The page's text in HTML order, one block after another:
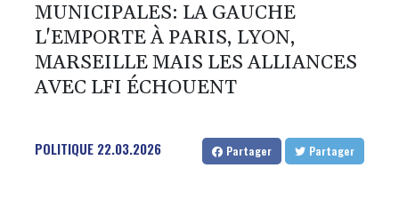
MUNICIPALES: LA GAUCHE
L'EMPORTE À PARIS, LYON,
MARSEILLE MAIS LES ALLIANCES
AVEC LFI ÉCHOUENT
POLITIQUE 22.03.2026 Partager Partager